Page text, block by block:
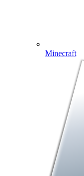
Minecraft